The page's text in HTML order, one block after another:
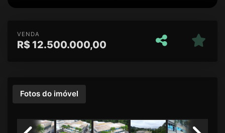
VENDA
R$ 12.500.000,00
Fotos do imóvel